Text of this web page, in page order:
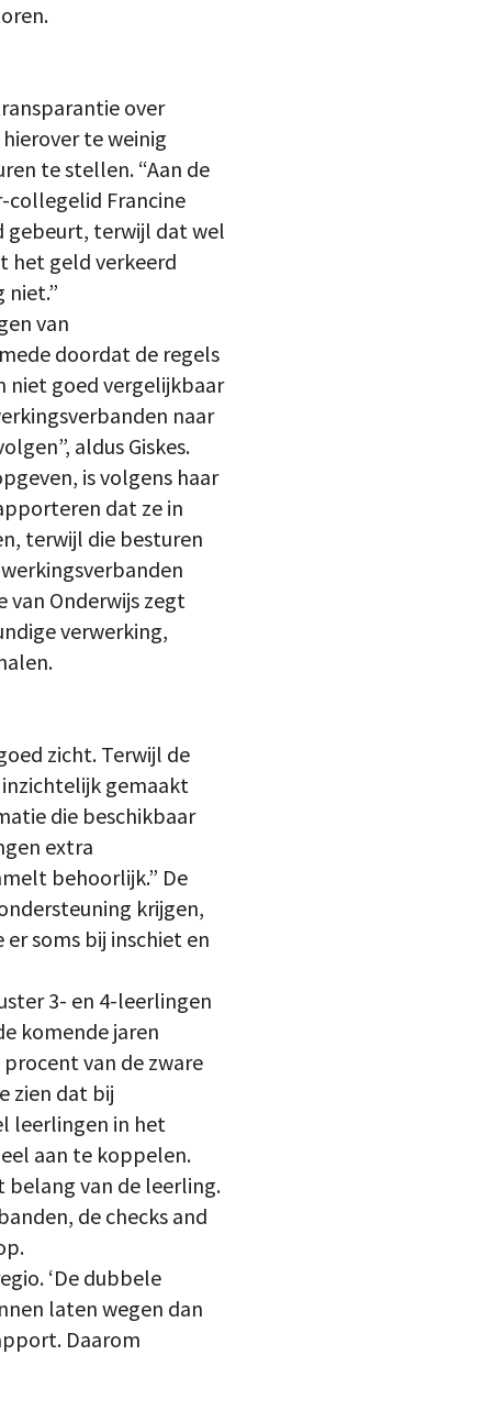
over
te weinig
te stellen. “Aan de
collegelid Francine
gebeurt, terwijl dat wel
het geld verkeerd
niet.”
van
doordat de regels
niet goed vergelijkbaar
naar
aldus Giskes.
is volgens haar
dat ze in
terwijl die besturen
van Onderwijs zegt
verwerking,
zicht. Terwijl de
inzichtelijk gemaakt
die beschikbaar
extra
behoorlijk.” De
krijgen,
soms bij inschiet en
3- en 4-leerlingen
komende jaren
van de zware
zien dat bij
leerlingen in het
aan te koppelen.
belang van de leerling.
de checks and
‘De dubbele
laten wegen dan
Daarom